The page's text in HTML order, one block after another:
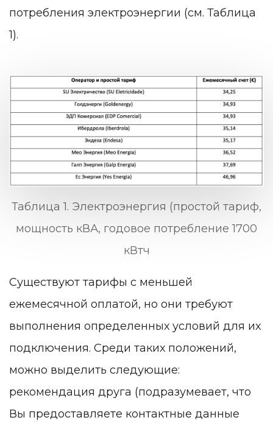
потребления электроэнергии (см. Таблица
1).
Таблица 1. Электроэнергия (простой тариф,
мощность кВА, годовое потребление 1700
кВтч
Существуют тарифы с меньшей
ежемесячной оплатой, но они требуют
выполнения определенных условий для их
подключения. Среди таких положений,
можно выделить следующие:
рекомендация друга (подразумевает, что
Вы предоставляете контактные данные